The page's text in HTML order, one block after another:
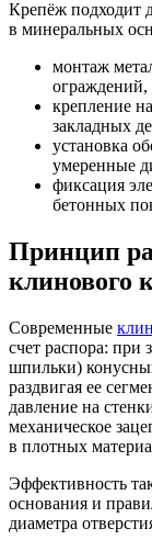
Крепёж подходит
в минеральных
монтаж
ограждений,
крепление
закладных
установка
умеренные
фиксация
бетонных
Принцип
клинового
Современные
счет распора: при
шпильки)
раздвигая ее
давление на
механическое
в плотных
Эффективность
основания и
диаметра